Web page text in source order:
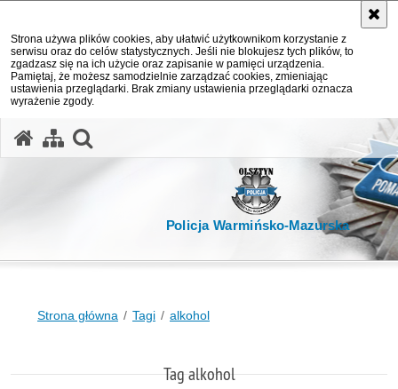
Strona używa plików cookies, aby ułatwić użytkownikom korzystanie z
serwisu oraz do celów statystycznych. Jeśli nie blokujesz tych plików, to
zgadzasz się na ich użycie oraz zapisanie w pamięci urządzenia.
Pamiętaj, że możesz samodzielnie zarządzać cookies, zmieniając
ustawienia przeglądarki. Brak zmiany ustawienia przeglądarki oznacza
wyrażenie zgody.
Policja Warmińsko-Mazurska
Strona główna Tagi alkohol
Tag alkohol